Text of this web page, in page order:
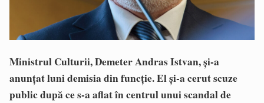
Ministrul Culturii, Demeter Andras Istvan, și-a
anunțat luni demisia din funcție.El și-a cerut scuze
public după ce s-a aflat în centrul unui scandal de